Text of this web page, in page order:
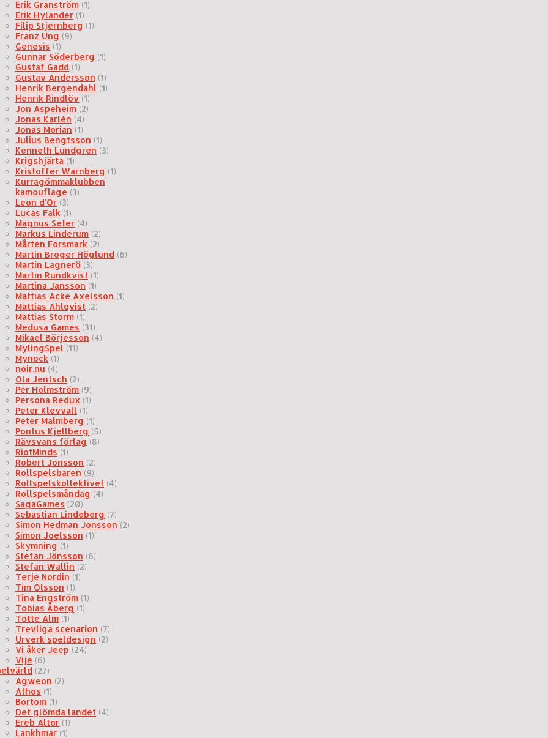
Erik Granström (1)
Erik Hylander (1)
Filip Stjernberg (1)
Franz Ung (9)
Genesis (1)
Gunnar Söderberg (1)
Gustaf Gadd (1)
Gustav Andersson (1)
Henrik Bergendahl (1)
Henrik Rindlöv (1)
Jon Aspeheim (2)
Jonas Karlén (4)
Jonas Morian (1)
Julius Bengtsson (1)
Kenneth Lundgren (3)
Krigshjärta (1)
Kristoffer Warnberg (1)
Kurragömmaklubben
kamouflage (3)
Leon d'Or (3)
Lucas Falk (1)
Magnus Seter (4)
Markus Linderum (2)
Mårten Forsmark (2)
Martin Broger Höglund (6)
Martin Lagnerö (3)
Martin Rundkvist (1)
Martina Jansson (1)
Mattias Acke Axelsson (1)
Mattias Ahlqvist (2)
Mattias Storm (1)
Medusa Games (31)
Mikael Börjesson (4)
MylingSpel (11)
Mynock (1)
noir.nu (4)
Ola Jentsch (2)
Per Holmström (9)
Persona Redux (1)
Peter Klevvall (1)
Peter Malmberg (1)
Pontus Kjellberg (5)
Rävsvans förlag (8)
RiotMinds (1)
Robert Jonsson (2)
Rollspelsbaren (9)
Rollspelskollektivet (4)
Rollspelsmåndag (4)
SagaGames (20)
Sebastian Lindeberg (7)
Simon Hedman Jonsson (2)
Simon Joelsson (1)
Skymning (1)
Stefan Jönsson (6)
Stefan Wallin (2)
Terje Nordin (1)
Tim Olsson (1)
Tina Engström (1)
Tobias Åberg (1)
Totte Alm (1)
Trevliga scenarion (7)
Urverk speldesign (2)
Vi åker Jeep (24)
Vije (6)
(27)
Agweon (2)
Athos (1)
Bortom (1)
Det glömda landet (4)
Ereb Altor (1)
Lankhmar (1)